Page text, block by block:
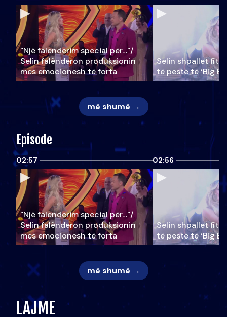
"Një falenderim special për…"/
Selin falënderon produksionin
mes emocionesh të forta
Selin shpallet
të pestë të ‘Big
më shumë →
Episode
02:57
"Një falenderim special për…"/
Selin falënderon produksionin
mes emocionesh të forta
02:56
Selin shpallet
të pestë të ‘Big
më shumë →
LAJME